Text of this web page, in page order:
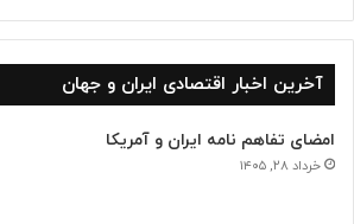
آخرین اخبار اقتصادی ایران و جهان
امضای تفاهم نامه ایران و آمریکا
خرداد ۲۸, ۱۴۰۵